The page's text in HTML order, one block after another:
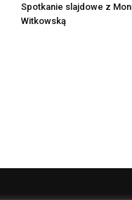
Spotkanie slajdowe z
Witkowską